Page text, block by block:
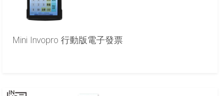
Mini Invopro 行動版電子發票